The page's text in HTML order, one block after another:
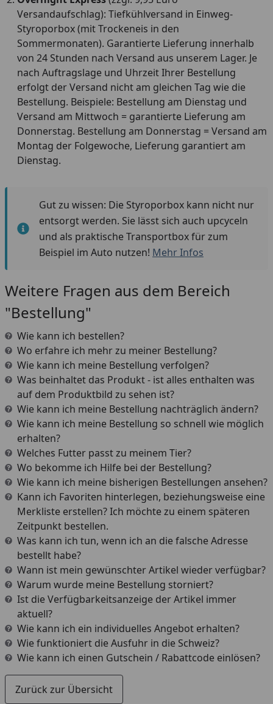
Versandaufschlag): Tiefkühlversand in Einweg-
Styroporbox (mit Trockeneis in den
Sommermonaten). Garantierte Lieferung innerhalb
von 24 Stunden nach Versand aus unserem Lager. Je
nach Auftragslage und Uhrzeit Ihrer Bestellung
erfolgt der Versand nicht am gleichen Tag wie die
Bestellung. Beispiele: Bestellung am Dienstag und
Versand am Mittwoch = garantierte Lieferung am
Donnerstag. Bestellung am Donnerstag = Versand am
Montag der Folgewoche, Lieferung garantiert am
Dienstag.
Gut zu wissen: Die Styroporbox kann nicht nur
entsorgt werden. Sie lässt sich auch upcyceln
und als praktische Transportbox für zum
Beispiel im Auto nutzen! Mehr Infos
Weitere Fragen aus dem Bereich
"Bestellung"
Wie kann ich bestellen?
Wo erfahre ich mehr zu meiner Bestellung?
Wie kann ich meine Bestellung verfolgen?
Was beinhaltet das Produkt - ist alles enthalten was
auf dem Produktbild zu sehen ist?
Wie kann ich meine Bestellung nachträglich ändern?
Wie kann ich meine Bestellung so schnell wie möglich
erhalten?
Welches Futter passt zu meinem Tier?
Wo bekomme ich Hilfe bei der Bestellung?
Wie kann ich meine bisherigen Bestellungen ansehen?
Kann ich Favoriten hinterlegen, beziehungsweise eine
Merkliste erstellen? Ich möchte zu einem späteren
Zeitpunkt bestellen.
Was kann ich tun, wenn ich an die falsche Adresse
bestellt habe?
Wann ist mein gewünschter Artikel wieder verfügbar?
Warum wurde meine Bestellung storniert?
Ist die Verfügbarkeitsanzeige der Artikel immer
aktuell?
Wie kann ich ein individuelles Angebot erhalten?
Wie funktioniert die Ausfuhr in die Schweiz?
Wie kann ich einen Gutschein / Rabattcode einlösen?
Zurück zur Übersicht